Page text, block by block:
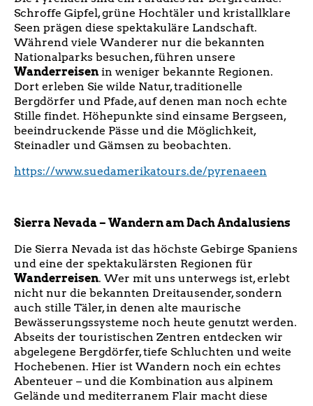
Schroffe Gipfel, grüne Hochtäler und kristallklare
Seen prägen diese spektakuläre Landschaft.
Während viele Wanderer nur die bekannten
Nationalparks besuchen, führen unsere
Wanderreisen in weniger bekannte Regionen.
Dort erleben Sie wilde Natur, traditionelle
Bergdörfer und Pfade, auf denen man noch echte
Stille findet. Höhepunkte sind einsame Bergseen,
beeindruckende Pässe und die Möglichkeit,
Steinadler und Gämsen zu beobachten.
https://www.suedamerikatours.de/pyrenaeen
Sierra Nevada – Wandern am Dach Andalusiens
Die Sierra Nevada ist das höchste Gebirge Spaniens
und eine der spektakulärsten Regionen für
Wanderreisen. Wer mit uns unterwegs ist, erlebt
nicht nur die bekannten Dreitausender, sondern
auch stille Täler, in denen alte maurische
Bewässerungssysteme noch heute genutzt werden.
Abseits der touristischen Zentren entdecken wir
abgelegene Bergdörfer, tiefe Schluchten und weite
Hochebenen. Hier ist Wandern noch ein echtes
Abenteuer – und die Kombination aus alpinem
Gelände und mediterranem Flair macht diese